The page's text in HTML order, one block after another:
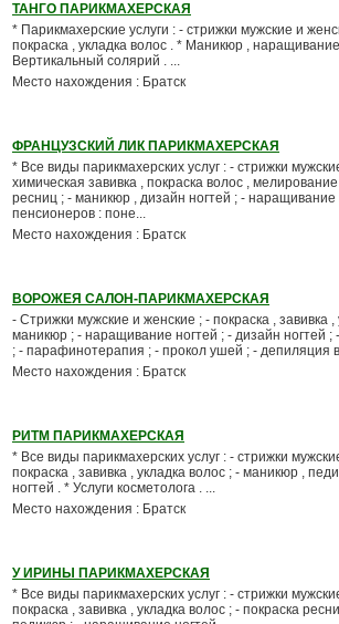
ТАНГО ПАРИКМАХЕРСКАЯ
* Парикмахерские услуги : - стрижки мужские и
покраска , укладка волос . * Маникюр ,
Вертикальный солярий . ...
Место нахождения : Братск
ФРАНЦУЗСКИЙ ЛИК ПАРИКМАХЕРСКАЯ
* Все виды парикмахерских услуг : - стрижки
химическая завивка , покраска волос ,
ресниц ; - маникюр , дизайн ногтей ; - наращивание
пенсионеров : поне...
Место нахождения : Братск
ВОРОЖЕЯ САЛОН-ПАРИКМАХЕРСКАЯ
- Стрижки мужские и женские ; - покраска , завивка ,
маникюр ; - наращивание ногтей ; - дизайн ногтей ;
; - парафинотерапия ; - прокол ушей ; - депиляция
Место нахождения : Братск
РИТМ ПАРИКМАХЕРСКАЯ
* Все виды парикмахерских услуг : - стрижки
покраска , завивка , укладка волос ; - маникюр ,
ногтей . * Услуги косметолога . ...
Место нахождения : Братск
У ИРИНЫ ПАРИКМАХЕРСКАЯ
* Все виды парикмахерских услуг : - стрижки
покраска , завивка , укладка волос ; - покраска